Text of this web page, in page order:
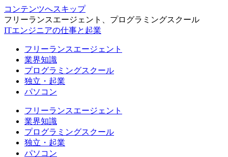
コンテンツへスキップ
フリーランスエージェント、プログラミングスクール
ITエンジニアの仕事と起業
フリーランスエージェント
業界知識
プログラミングスクール
独立・起業
パソコン
フリーランスエージェント
業界知識
プログラミングスクール
独立・起業
パソコン